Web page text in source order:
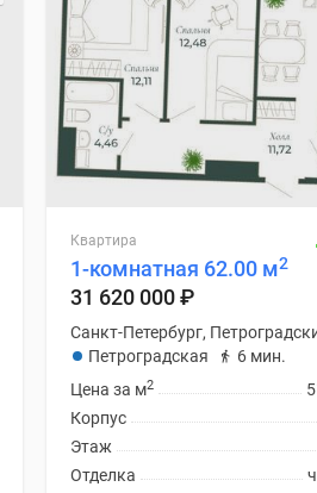
Квартира
1-комнатная 62.00 м2
31 620 000₽
Санкт-Петербург,
Петроградская
6 мин.
Цена за м2
Корпус
Этаж
Отделка